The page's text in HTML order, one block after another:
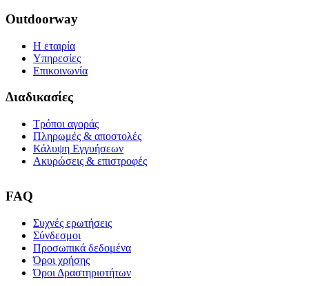
Outdoorway
Η εταιρία
Υπηρεσίες
Επικοινωνία
Διαδικασίες
Τρόποι αγοράς
Πληρωμές & αποστολές
Κάλυψη Εγγυήσεων
Ακυρώσεις & επιστροφές
FAQ
Συχνές ερωτήσεις
Σύνδεσμοι
Προσωπικά δεδομένα
Όροι χρήσης
Όροι Δραστηριοτήτων